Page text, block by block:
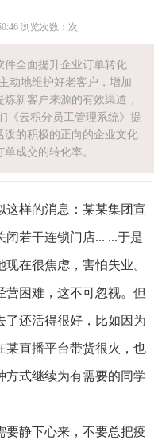
浏览次数： 次
件全面提升企业订单转化
动地维护好老客户，增加
新客户来源的有效渠道，
《云积分员工管理系统》提
泼的积极的正向的企业文化
成交的转化率。
样的消息：某某集团宣
若干连锁门店... ...于是
在很焦虑，害怕失业。
困难，这不可忽视。但
了还活得很好，比如因为
某直播平台带货很火，也
方式继续为有需要的同学
静下心来，不要总把疫